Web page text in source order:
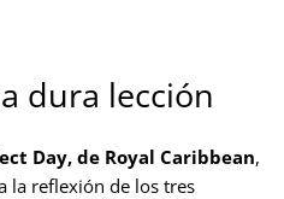
dura lección
Day, de Royal Caribbean,
la reflexión de los tres